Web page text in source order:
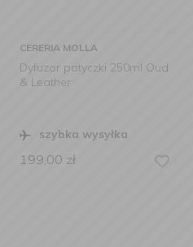
CERERIA MOLLA
Dyfuzor patyczki 250ml Oud
& Leather
szybka wysyłka
199,00 zł